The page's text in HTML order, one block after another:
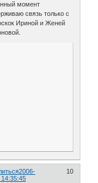
момент
связь только с
Ириной и Женей
10
2006-